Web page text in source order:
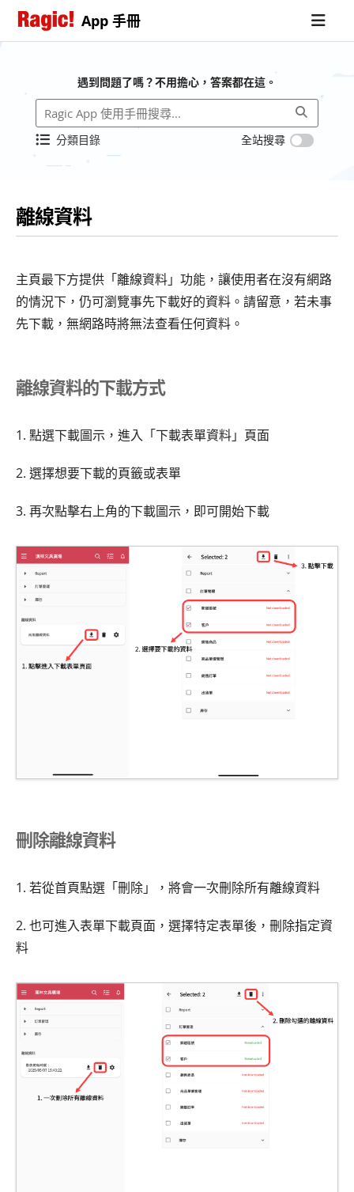
App 手冊
遇到問題了嗎？不用擔心，答案都在這。
分類目錄 全站搜尋
離線資料
主頁最下方提供「離線資料」功能，讓使用者在沒有網路
的情況下，仍可瀏覽事先下載好的資料。請留意，若未事
先下載，無網路時將無法查看任何資料。
離線資料的下載方式
1. 點選下載圖示，進入「下載表單資料」頁面
2. 選擇想要下載的頁籤或表單
3. 再次點擊右上角的下載圖示，即可開始下載
刪除離線資料
1. 若從首頁點選「刪除」，將會一次刪除所有離線資料
2. 也可進入表單下載頁面，選擇特定表單後，刪除指定資
料